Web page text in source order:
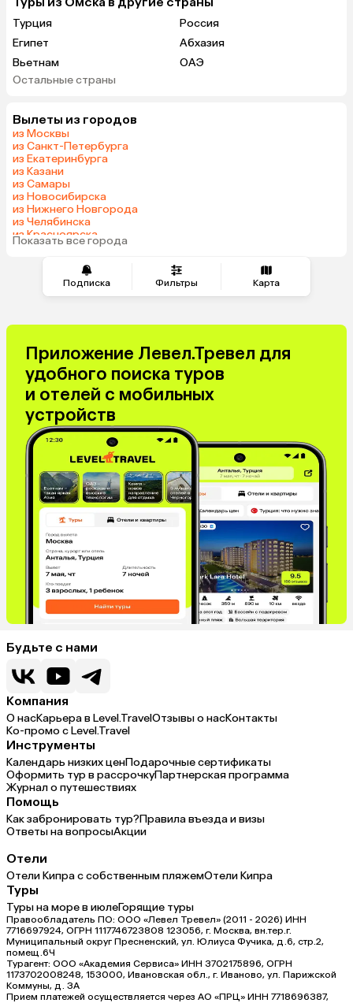
Подписка Фильтры Карта
Турция
Россия
Египет
Абхазия
Вьетнам
ОАЭ
Мальдивы
Остальные страны
Вылеты из городов
из Москвы
из Санкт-Петербурга
из Екатеринбурга
из Казани
из Самары
из Новосибирска
из Нижнего Новгорода
из Челябинска
из Красноярска
из Волгограда
Показать все города
Приложение Левел.Тревел для
удобного поиска туров
и отелей с мобильных
устройств
Будьте с нами
Компания
О насКарьера в Level.TravelОтзывы о насКонтакты
Ко-промо с Level.Travel
Инструменты
Календарь низких ценПодарочные сертификаты
Оформить тур в рассрочкуПартнерская программа
Журнал о путешествиях
Помощь
Как забронировать тур?Правила въезда и визы
Ответы на вопросыАкции
Отели
Отели Кипра с собственным пляжемОтели Кипра
Туры
Туры на море в июлеГорящие туры
Правообладатель ПО: ООО «Левел Тревел» (2011 - 2026) ИНН
7716697924, ОГРН 1117746723808 123056, г. Москва, вн.тер.г.
Муниципальный округ Пресненский, ул. Юлиуса Фучика, д.6, стр.2,
помещ.6Ч
Турагент: ООО «Академия Сервиса» ИНН 3702175896, ОГРН
1173702008248, 153000, Ивановская обл., г. Иваново, ул. Парижской
Коммуны, д. ЗА
Прием платежей осуществляется через АО «ПРЦ» ИНН 7718696387,